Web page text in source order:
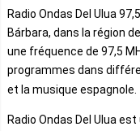
Radio Ondas Del Ulua
Bárbara, dans la région de
une fréquence de 97,5
programmes dans
et la musique espagnole.
Radio Ondas Del Ulua